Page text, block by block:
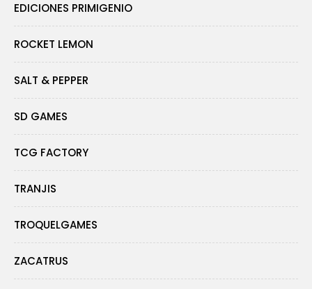
EDICIONES PRIMIGENIO
ROCKET LEMON
SALT & PEPPER
SD GAMES
TCG FACTORY
TRANJIS
TROQUELGAMES
ZACATRUS